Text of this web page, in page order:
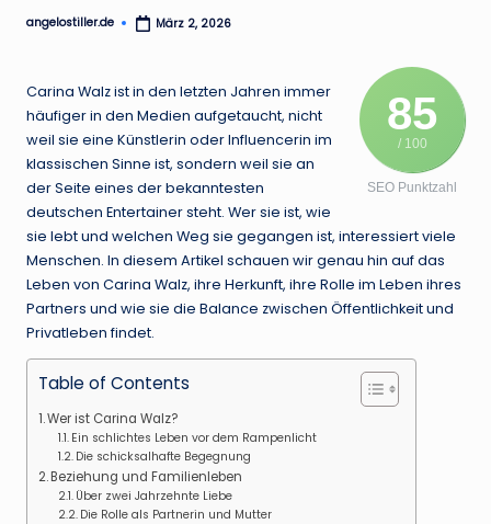
Posted
angelostiller.de März 2, 2026
85
/ 100
SEO Punktzahl
Carina Walz ist in den letzten Jahren immer
häufiger in den Medien aufgetaucht, nicht
weil sie eine Künstlerin oder Influencerin im
klassischen Sinne ist, sondern weil sie an
der Seite eines der bekanntesten
deutschen Entertainer steht. Wer sie ist, wie
sie lebt und welchen Weg sie gegangen ist, interessiert viele
Menschen. In diesem Artikel schauen wir genau hin auf das
Leben von Carina Walz, ihre Herkunft, ihre Rolle im Leben ihres
Partners und wie sie die Balance zwischen Öffentlichkeit und
Privatleben findet.
Table of Contents
Wer ist Carina Walz?
Ein schlichtes Leben vor dem Rampenlicht
Die schicksalhafte Begegnung
Beziehung und Familienleben
Über zwei Jahrzehnte Liebe
Die Rolle als Partnerin und Mutter